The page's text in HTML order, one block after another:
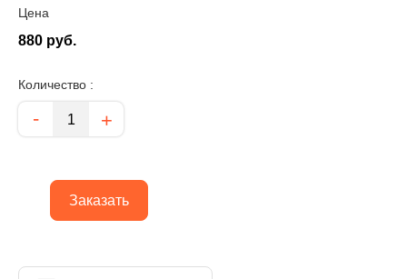
Цена
880 руб.
Количество :
Количество
- +
Заказать